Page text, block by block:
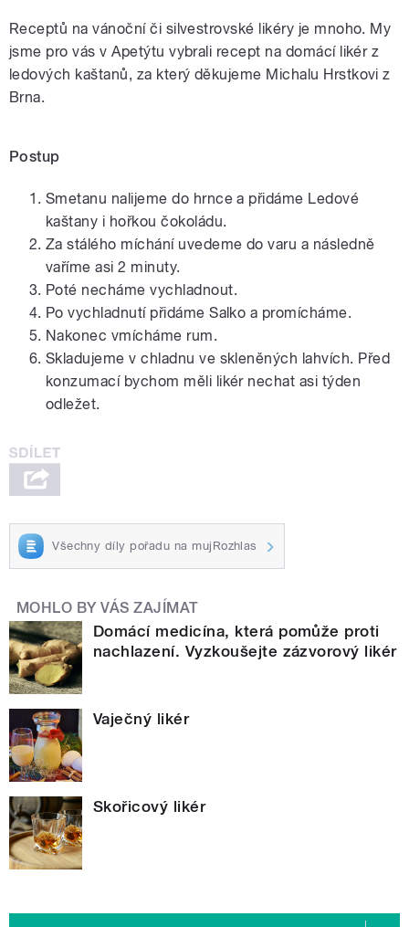
Receptů na vánoční či silvestrovské likéry je mnoho. My
jsme pro vás v Apetýtu vybrali recept na domácí likér z
ledových kaštanů, za který děkujeme Michalu Hrstkovi z
Brna.
Postup
Smetanu nalijeme do hrnce a přidáme Ledové
kaštany i hořkou čokoládu.
Za stálého míchání uvedeme do varu a následně
vaříme asi 2 minuty.
Poté necháme vychladnout.
Po vychladnutí přidáme Salko a promícháme.
Nakonec vmícháme rum.
Skladujeme v chladnu ve skleněných lahvích. Před
konzumací bychom měli likér nechat asi týden
odležet.
Všechny díly pořadu na mujRozhlas
MOHLO BY VÁS ZAJÍMAT
Domácí medicína, která pomůže proti
nachlazení. Vyzkoušejte zázvorový likér
Vaječný likér
Skořicový likér